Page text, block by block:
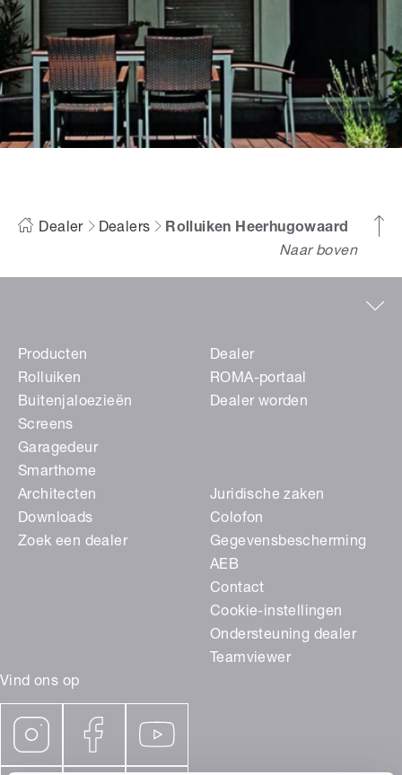
Dealer Dealers
Rolluiken Heerhugowaard
Naar boven
Vind ons op
Producten
Rolluiken
Buitenjaloezieën
Screens
Garagedeur
Smarthome
Dealer
ROMA-portaal
Dealer worden
Architecten
Downloads
Zoek een dealer
Juridische zaken
Colofon
Gegevensbescherming
AEB
Contact
Cookie-instellingen
Ondersteuning dealer
Teamviewer